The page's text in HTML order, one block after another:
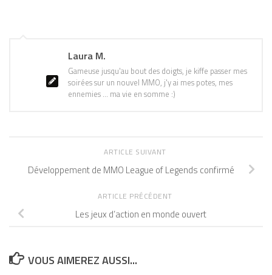
Laura M.
Gameuse jusqu'au bout des doigts, je kiffe passer mes
soirées sur un nouvel MMO, j'y ai mes potes, mes
ennemies ... ma vie en somme :)
ARTICLE SUIVANT
Développement de MMO League of Legends confirmé
ARTICLE PRÉCÉDENT
Les jeux d’action en monde ouvert
VOUS AIMEREZ AUSSI...